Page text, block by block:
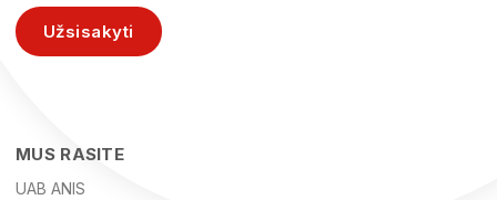
Užsisakyti
MUS RASITE
UAB ANIS